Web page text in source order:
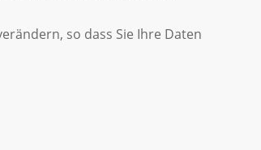
so dass Sie Ihre Daten